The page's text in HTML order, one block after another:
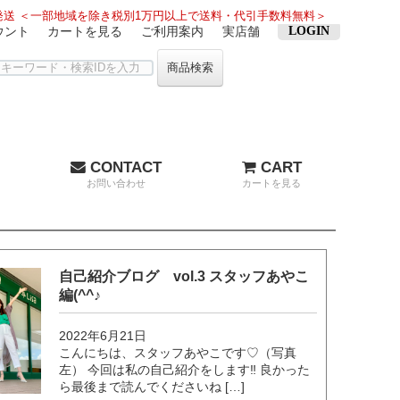
＜一部地域を除き税別1万円以上で送料・代引手数料無料＞
ト カートを見る ご利用案内 実店舗 LOGIN
商品検索
CONTACT
お問い合わせ
CART
カートを見る
自己紹介ブログ vol.3 スタッフあやこ
編(^^♪
2022年6月21日
こんにちは、スタッフあやこです♡（写真
左） 今回は私の自己紹介をします‼︎ 良かった
ら最後まで読んでくださいね […]